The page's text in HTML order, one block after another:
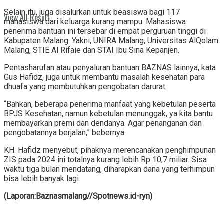
View All Result
Selain itu, juga disalurkan untuk beasiswa bagi 117
mahasiswa dari keluarga kurang mampu. Mahasiswa
penerima bantuan ini tersebar di empat perguruan tinggi di
Kabupaten Malang. Yakni, UNIRA Malang, Universitas AlQolam
Malang, STIE Al Rifaie dan STAI Ibu Sina Kepanjen.
Pentasharufan atau penyaluran bantuan BAZNAS lainnya, kata
Gus Hafidz, juga untuk membantu masalah kesehatan para
dhuafa yang membutuhkan pengobatan darurat.
“Bahkan, beberapa penerima manfaat yang kebetulan peserta
BPJS Kesehatan, namun kebetulan menunggak, ya kita bantu
membayarkan premi dan dendanya. Agar penanganan dan
pengobatannya berjalan,” bebernya.
KH. Hafidz menyebut, pihaknya merencanakan penghimpunan
ZIS pada 2024 ini totalnya kurang lebih Rp 10,7 miliar. Sisa
waktu tiga bulan mendatang, diharapkan dana yang terhimpun
bisa lebih banyak lagi.
(Laporan:Baznasmalang//Spotnews.id-ryn)